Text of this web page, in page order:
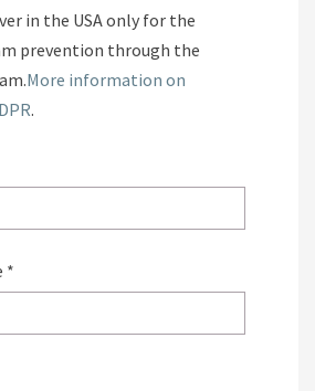
in the USA only for the
prevention through the
More information on
.
*